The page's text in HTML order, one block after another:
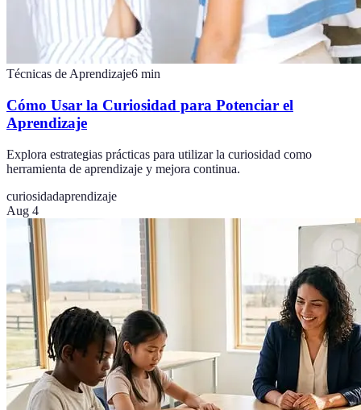
Técnicas de Aprendizaje6 min
Cómo Usar la Curiosidad para Potenciar el
Aprendizaje
Explora estrategias prácticas para utilizar la curiosidad como
herramienta de aprendizaje y mejora continua.
curiosidadaprendizaje
Aug 4